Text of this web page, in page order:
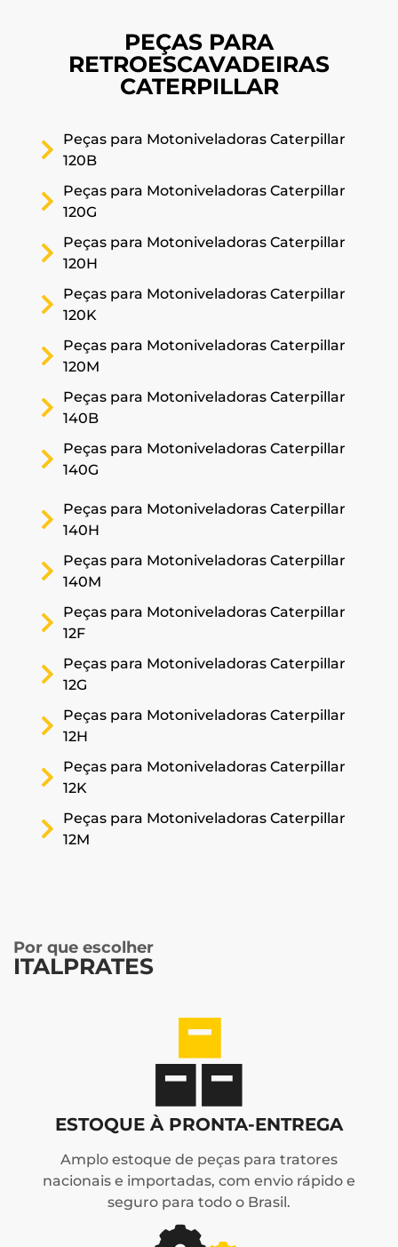
PEÇAS PARA
RETROESCAVADEIRAS
CATERPILLAR
Peças para Motoniveladoras Caterpillar
120B
Peças para Motoniveladoras Caterpillar
120G
Peças para Motoniveladoras Caterpillar
120H
Peças para Motoniveladoras Caterpillar
120K
Peças para Motoniveladoras Caterpillar
120M
Peças para Motoniveladoras Caterpillar
140B
Peças para Motoniveladoras Caterpillar
140G
Peças para Motoniveladoras Caterpillar
140H
Peças para Motoniveladoras Caterpillar
140M
Peças para Motoniveladoras Caterpillar
12F
Peças para Motoniveladoras Caterpillar
12G
Peças para Motoniveladoras Caterpillar
12H
Peças para Motoniveladoras Caterpillar
12K
Peças para Motoniveladoras Caterpillar
12M
Por que escolher
ITALPRATES
ESTOQUE À PRONTA-ENTREGA
Amplo estoque de peças para tratores
nacionais e importadas, com envio rápido e
seguro para todo o Brasil.